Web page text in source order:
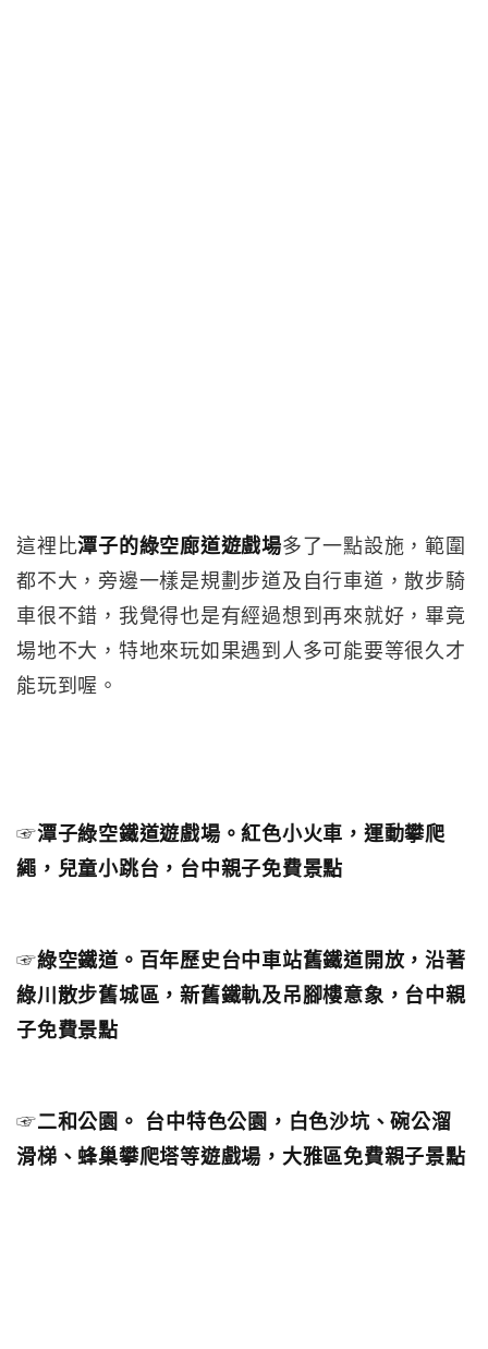
這裡比潭子的綠空廊道遊戲場多了一點設施，範圍
都不大，旁邊一樣是規劃步道及自行車道，散步騎
車很不錯，我覺得也是有經過想到再來就好，畢竟
場地不大，特地來玩如果遇到人多可能要等很久才
能玩到喔。
☞潭子綠空鐵道遊戲場。紅色小火車，運動攀爬
繩，兒童小跳台，台中親子免費景點
☞綠空鐵道。百年歷史台中車站舊鐵道開放，沿著
綠川散步舊城區，新舊鐵軌及吊腳樓意象，台中親
子免費景點
☞二和公園。 台中特色公園，白色沙坑、碗公溜
滑梯、蜂巢攀爬塔等遊戲場，大雅區免費親子景點